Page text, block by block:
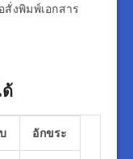
งพิมพ์เอกสาร
อักขระ